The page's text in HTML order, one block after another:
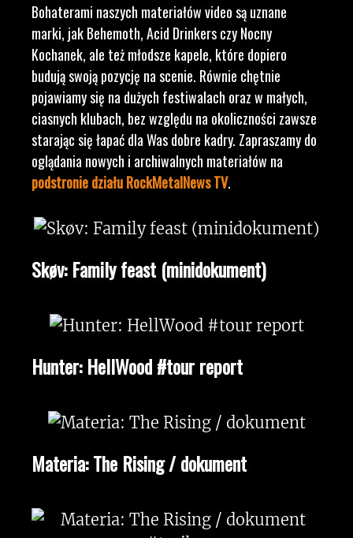
Bohaterami naszych materiałów video są uznane
marki, jak Behemoth, Acid Drinkers czy Nocny
Kochanek, ale też młodsze kapele, które dopiero
budują swoją pozycję na scenie. Równie chętnie
pojawiamy się na dużych festiwalach oraz w małych,
ciasnych klubach, bez względu na okoliczności zawsze
starając się łapać dla Was dobre kadry. Zapraszamy do
oglądania nowych i archiwalnych materiałów na
podstronie działu RockMetalNews TV.
Skøv: Family feast (minidokument)
Hunter: HellWood #tour report
Materia: The Rising / dokument